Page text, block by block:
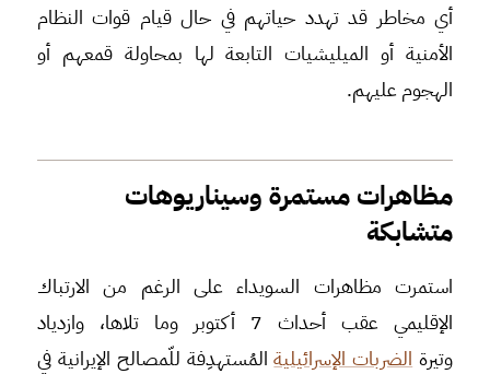
أي مخاطر قد تهدد حياتهم في حال قيام قوات النظام
الأمنية أو الميليشيات التابعة لها بمحاولة قمعهم أو
الهجوم عليهم.
مظاهرات مستمرة وسيناريوهات
متشابكة
استمرت مظاهرات السويداء على الرغم من الارتباك
الإقليمي عقب أحداث 7 أكتوبر وما تلاها، وازدياد
وتيرة الضربات الإسرائيلية المُستهدِفة للّمصالح الإيرانية في